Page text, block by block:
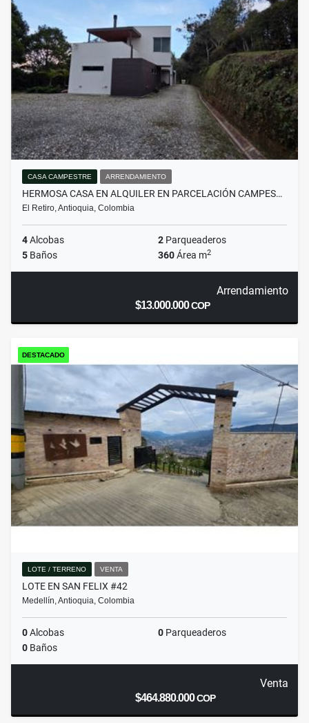
CASA CAMPESTRE ARRENDAMIENTO
HERMOSA CASA EN ALQUILER EN PARCELACIÓN CAMPES…
El Retiro, Antioquia, Colombia
4Alcobas 2 Parqueaderos
5 Baños 360Área m2
Arrendamiento
$13.000.000COP
DESTACADO
LOTE / TERRENO VENTA
LOTE EN SAN FELIX #42
Medellín, Antioquia, Colombia
0Alcobas 0 Parqueaderos
0 Baños
Venta
$464.880.000COP